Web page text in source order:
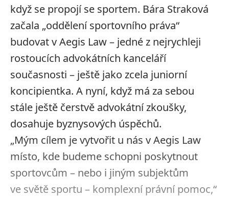
když se propojí se sportem. Bára Straková
začala „oddělení sportovního práva“
budovat v Aegis Law – jedné z nejrychleji
rostoucích advokátních kanceláří
současnosti – ještě jako zcela juniorní
koncipientka. A nyní, když má za sebou
stále ještě čerstvě advokátní zkoušky,
dosahuje byznysových úspěchů.
„Mým cílem je vytvořit u nás v Aegis Law
místo, kde budeme schopni poskytnout
sportovcům – nebo i jiným subjektům
ve světě sportu – komplexní právní pomoc,“